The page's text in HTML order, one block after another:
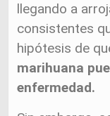
llegando a
consistentes
hipótesis de
marihuana
enfermedad.